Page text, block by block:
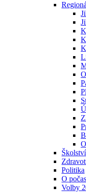
Školství
Politika
O
Volby